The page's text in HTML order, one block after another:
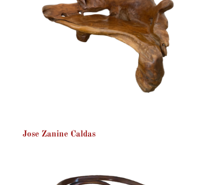
Jose Zanine Caldas